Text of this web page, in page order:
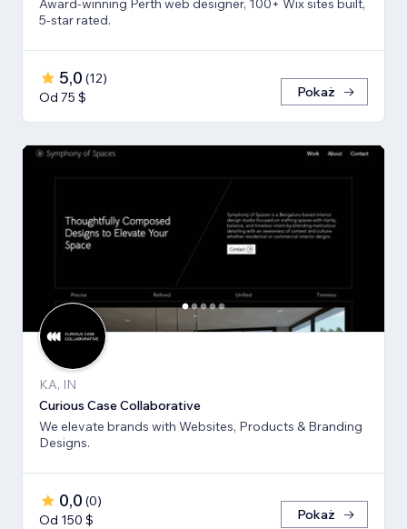
Award-winning Perth web designer, 100+ Wix sites built,
5-star rated.
5,0 (12)
Od 75 $
Pokaż
KA, IN
Curious Case Collaborative
We elevate brands with Websites, Products & Branding
Designs.
0,0 (0)
Od 150 $
Pokaż